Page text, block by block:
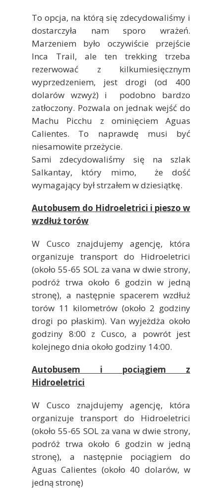
To opcja, na którą się zdecydowaliśmy i
dostarczyła nam sporo wrażeń.
Marzeniem było oczywiście przejście
Inca Trail, ale ten trekking trzeba
rezerwować z kilkumiesięcznym
wyprzedzeniem, jest drogi (od 400
dolarów wzwyż) i podobno bardzo
zatłoczony. Pozwala on jednak wejść do
Machu Picchu z ominięciem Aguas
Calientes. To naprawdę musi być
niesamowite przeżycie.
Sami zdecydowaliśmy się na szlak
Salkantay, który mimo, że dość
wymagający był strzałem w dziesiątkę.
Autobusem do Hidroeletrici i pieszo w
wzdłuż torów
W Cusco znajdujemy agencję, która
organizuje transport do Hidroeletrici
(około 55-65 SOL za vana w dwie strony,
podróż trwa około 6 godzin w jedną
stronę), a następnie spacerem wzdłuż
torów 11 kilometrów (około 2 godziny
drogi po płaskim). Van wyjeżdża około
godziny 8:00 z Cusco, a powrót jest
kolejnego dnia około godziny 14:00.
Autobusem i pociągiem z
Hidroeletrici
W Cusco znajdujemy agencję, która
organizuje transport do Hidroeletrici
(około 55-65 SOL za vana w dwie strony,
podróż trwa około 6 godzin w jedną
stronę), a następnie pociągiem do
Aguas Calientes (około 40 dolarów, w
jedną stronę)